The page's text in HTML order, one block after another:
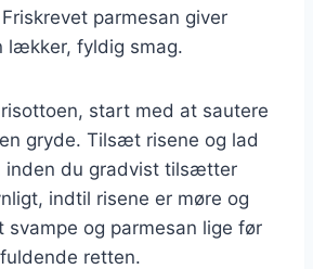
parmesan giver
lækker, fyldig smag.
start med at sautere
gryde. Tilsæt risene og lad
inden du gradvist tilsætter
indtil risene er møre og
og parmesan lige før
retten.